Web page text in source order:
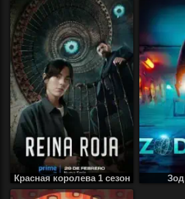
Красная королева 1 сезон